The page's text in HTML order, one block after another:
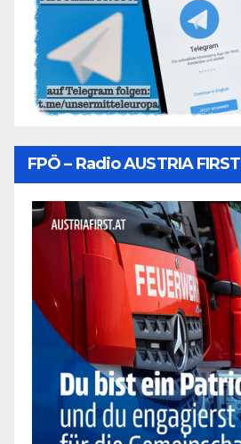
FPÖ – Radio AUSTRIA FIRST